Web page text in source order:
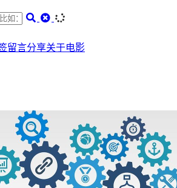
留言分享关于电影